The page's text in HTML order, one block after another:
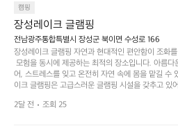
으며 깊은 숙면을 취할 수 있는 기회를 제공합니다.
다채로운 야외 활동을 제공합니다. 특히 어린이들은
되어 있어 부모님들과 함께 즐거운 시간을 보낼 수 있
리를 탐험하는 재미도 포레스트 창평의 매력 중 하나
적으로 재방문하는 이들이 많아 인기가 날로 상승하
핑 그 이상을 제공하며, 자연을 사랑하는 모든 이들
잡았습니다.  인기 정도: ★★★★★
캠핑
장성레이크 글램핑
전남광주통합특별시 장성군 북이면 수성로 166
장성레이크 글램핑 자연과 현대적인 편안함이 조화
모험을 동시에 제공하는 최적의 장소입니다. 아름
어, 스트레스를 잊고 온전히 자연 속에 몸을 맡길 수
이크 글램핑은 고급스러운 글램핑 시설을 갖추고 있
오면 사치스러운 휴식이 가능해집니다. 독립된 텐
한 사람과 함께 따뜻한 이야기를 나눌 수 있는 소중
2달 전 조회 25